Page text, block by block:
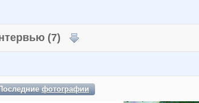
(7)
фотографии